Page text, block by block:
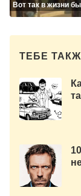
Вот так в жизни
ТЕБЕ